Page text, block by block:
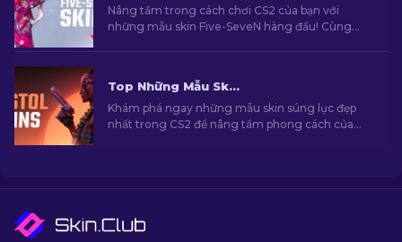
Nâng tầm trong cách chơi CS2 của bạn với
những mẫu skin Five-SeveN hàng đầu! Cùng
của bạn.
Top Những Mẫu Skin Súng Lục Đẹp Nhất Trong CS2 [2026]
Khám phá ngay những mẫu skin súng lục đẹp
nhất trong CS2 để nâng tầm phong cách của